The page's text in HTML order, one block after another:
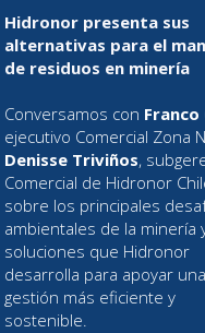
Hidronor presenta sus
alternativas para el
de residuos en minería
Conversamos con Franco
ejecutivo Comercial Zona
Denisse Triviños,
Comercial de Hidronor
sobre los principales
ambientales de la minería
soluciones que Hidronor
desarrolla para apoyar una
gestión más eficiente y
sostenible.